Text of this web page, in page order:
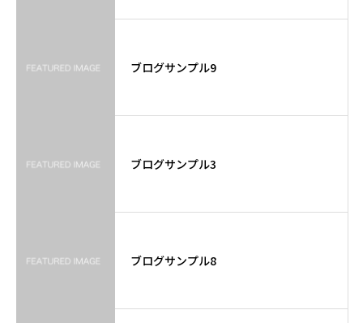
ブログサンプル9
ブログサンプル3
ブログサンプル8